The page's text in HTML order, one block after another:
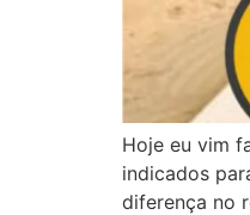
Hoje eu vim
indicados
diferença no